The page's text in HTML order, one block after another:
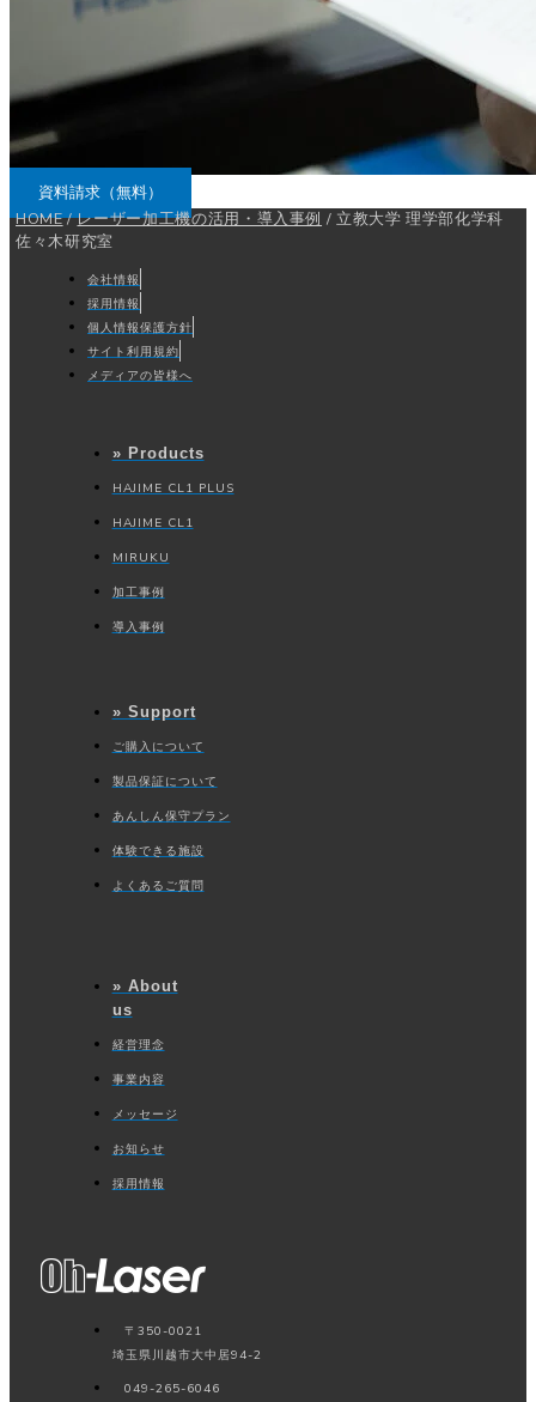
資料請求（無料）
HOME / レーザー加工機の活用・導入事例 / 立教大学 理学部化学科
佐々木研究室
会社情報
採用情報
個人情報保護方針
サイト利用規約
メディアの皆様へ
» Products
HAJIME CL1 PLUS
HAJIME CL1
MIRUKU
加工事例
導入事例
» Support
ご購入について
製品保証について
あんしん保守プラン
体験できる施設
よくあるご質問
» About
us
経営理念
事業内容
メッセージ
お知らせ
採用情報
〒350-0021
埼玉県川越市大中居94-2
049-265-6046